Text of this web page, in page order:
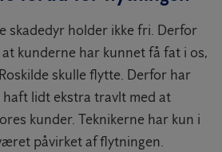
skadedyr holder ikke fri. Derfor
kunderne har kunnet få fat i os,
skulle flytte. Derfor har
haft lidt ekstra travlt med at
kunder. Teknikerne har kun i
påvirket af flytningen.